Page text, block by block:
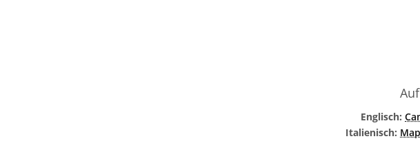
Englisch:
Italienisch: